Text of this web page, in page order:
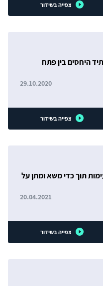
צפייה בשידור
היחסים בין פתח
29.10.2020
צפייה בשידור
תוך כדי משא ומתן על
20.04.2021
צפייה בשידור